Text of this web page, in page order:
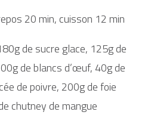
20 min, cuisson 12 min
de sucre glace, 125g de
de blancs d’œuf, 40g de
de poivre, 200g de foie
chutney de mangue